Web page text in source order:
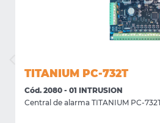
TITANIUM PC-732T
Cód. 2080 - 01 INTRUSION
Central de alarma TITANIUM PC-